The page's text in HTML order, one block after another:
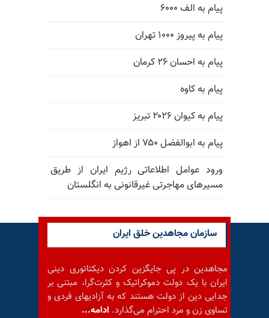
پیام به الف ۶۰۰۰
پیام به پیروز ۱۰۰۰ تهران
پیام به احسان ۲۶ کرمان
پیام به کاوه
پیام به کیوان ۲۰۲۶ تبریز
پیام به ابوالفضل ۷۵۰ از اهواز
ورود عوامل اطلاعاتی رژیم ایران از طریق
مسیرهای مهاجرتی غیرقانونی به انگلستان
سازمان مجاهدین خلق ایران
مجاهدین در پی جایگزین کردن دیکتاتوری دینی
ایران با یک دولت دموکراتیک و کثرت‌گرا، مبتنی بر
جدایی دین از دولت هستند که به آزادیهای فردی و
تساوی زن و مرد احترام می‌گذارد. ادامه...